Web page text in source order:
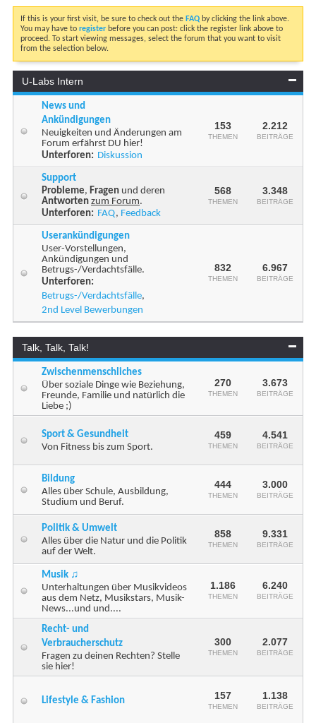
If this is your first visit, be sure to check out the FAQ by clicking the link above.
You may have to register before you can post: click the register link above to
proceed. To start viewing messages, select the forum that you want to visit
from the selection below.
U-Labs Intern
News und
Ankündigungen
Neuigkeiten und Änderungen am
Forum erfährst DU hier!
Unterforen: Diskussion
153
THEMEN
2.212
BEITRÄGE
Support
Probleme, Fragen und deren
Antworten zum Forum.
Unterforen: FAQ, Feedback
568
THEMEN
3.348
BEITRÄGE
Userankündigungen
User-Vorstellungen,
Ankündigungen und
Betrugs-/Verdachtsfälle.
Unterforen:
Betrugs-/Verdachtsfälle,
2nd Level Bewerbungen
832
THEMEN
6.967
BEITRÄGE
Talk, Talk, Talk!
Zwischenmenschliches
Über soziale Dinge wie Beziehung,
Freunde, Familie und natürlich die
Liebe ;)
270
THEMEN
3.673
BEITRÄGE
Sport & Gesundheit
Von Fitness bis zum Sport.
459
THEMEN
4.541
BEITRÄGE
Bildung
Alles über Schule, Ausbildung,
Studium und Beruf.
444
THEMEN
3.000
BEITRÄGE
Politik & Umwelt
Alles über die Natur und die Politik
auf der Welt.
858
THEMEN
9.331
BEITRÄGE
Musik ♫
Unterhaltungen über Musikvideos
aus dem Netz, Musikstars, Musik-
News...und und....
1.186
THEMEN
6.240
BEITRÄGE
Recht- und
Verbraucherschutz
Fragen zu deinen Rechten? Stelle
sie hier!
300
THEMEN
2.077
BEITRÄGE
Lifestyle & Fashion 157
THEMEN
1.138
BEITRÄGE